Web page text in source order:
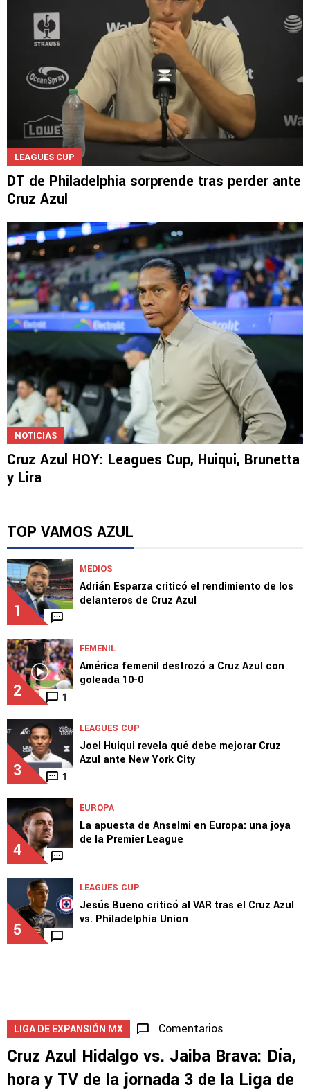
LEAGUES CUP
DT de Philadelphia sorprende tras perder ante
Cruz Azul
NOTICIAS
Cruz Azul HOY: Leagues Cup, Huiqui, Brunetta
y Lira
TOP VAMOS AZUL
1
MEDIOS
Adrián Esparza criticó el rendimiento de los
delanteros de Cruz Azul
2 1
FEMENIL
América femenil destrozó a Cruz Azul con
goleada 10-0
3 1
LEAGUES CUP
Joel Huiqui revela qué debe mejorar Cruz
Azul ante New York City
4
EUROPA
La apuesta de Anselmi en Europa: una joya
de la Premier League
5
LEAGUES CUP
Jesús Bueno criticó al VAR tras el Cruz Azul
vs. Philadelphia Union
LIGA DE EXPANSIÓN MX Comentarios
Cruz Azul Hidalgo vs. Jaiba Brava: Día,
hora y TV de la jornada 3 de la Liga de